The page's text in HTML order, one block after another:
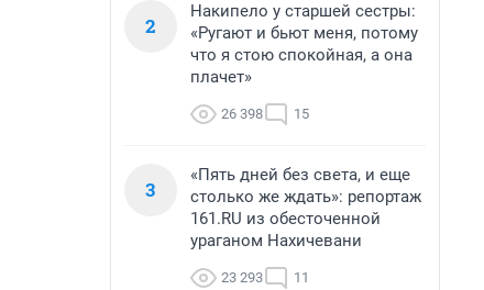
2
Накипело у старшей сестры:
«Ругают и бьют меня, потому
что я стою спокойная, а она
плачет»
26 398 15
3
«Пять дней без света, и еще
столько же ждать»: репортаж
161.RU из обесточенной
ураганом Нахичевани
23 293 11